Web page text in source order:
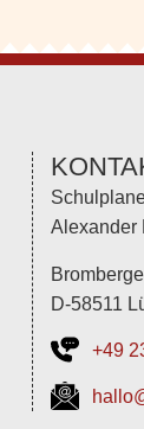
Alexander
D-58511
+49